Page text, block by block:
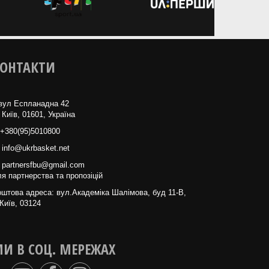
Еспланадна 42
01601, Україна
+380(95)5010800
info@ukrbasket.net
partnersfbu@gmail.com
партнерства та пропозіцій
адреса: вул.Академіка Шалімова, буд 11-В,
03124
В СОЦ. МЕРЕЖАХ